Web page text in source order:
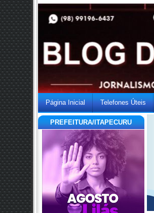
Página Inicial Telefones Úteis
PREFEITURA/ITAPECURU